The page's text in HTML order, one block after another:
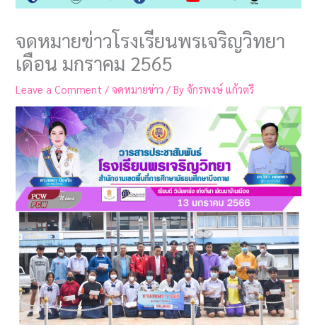
จดหมายข่าวโรงเรียนพรเจริญวิทยา
เดือน มกราคม 2565
Leave a Comment / จดหมายข่าว / By จักรพงษ์ แก้วตรี